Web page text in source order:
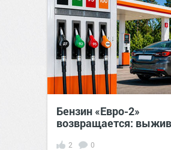
Бензин «Евро-2»
возвращается:
2 0